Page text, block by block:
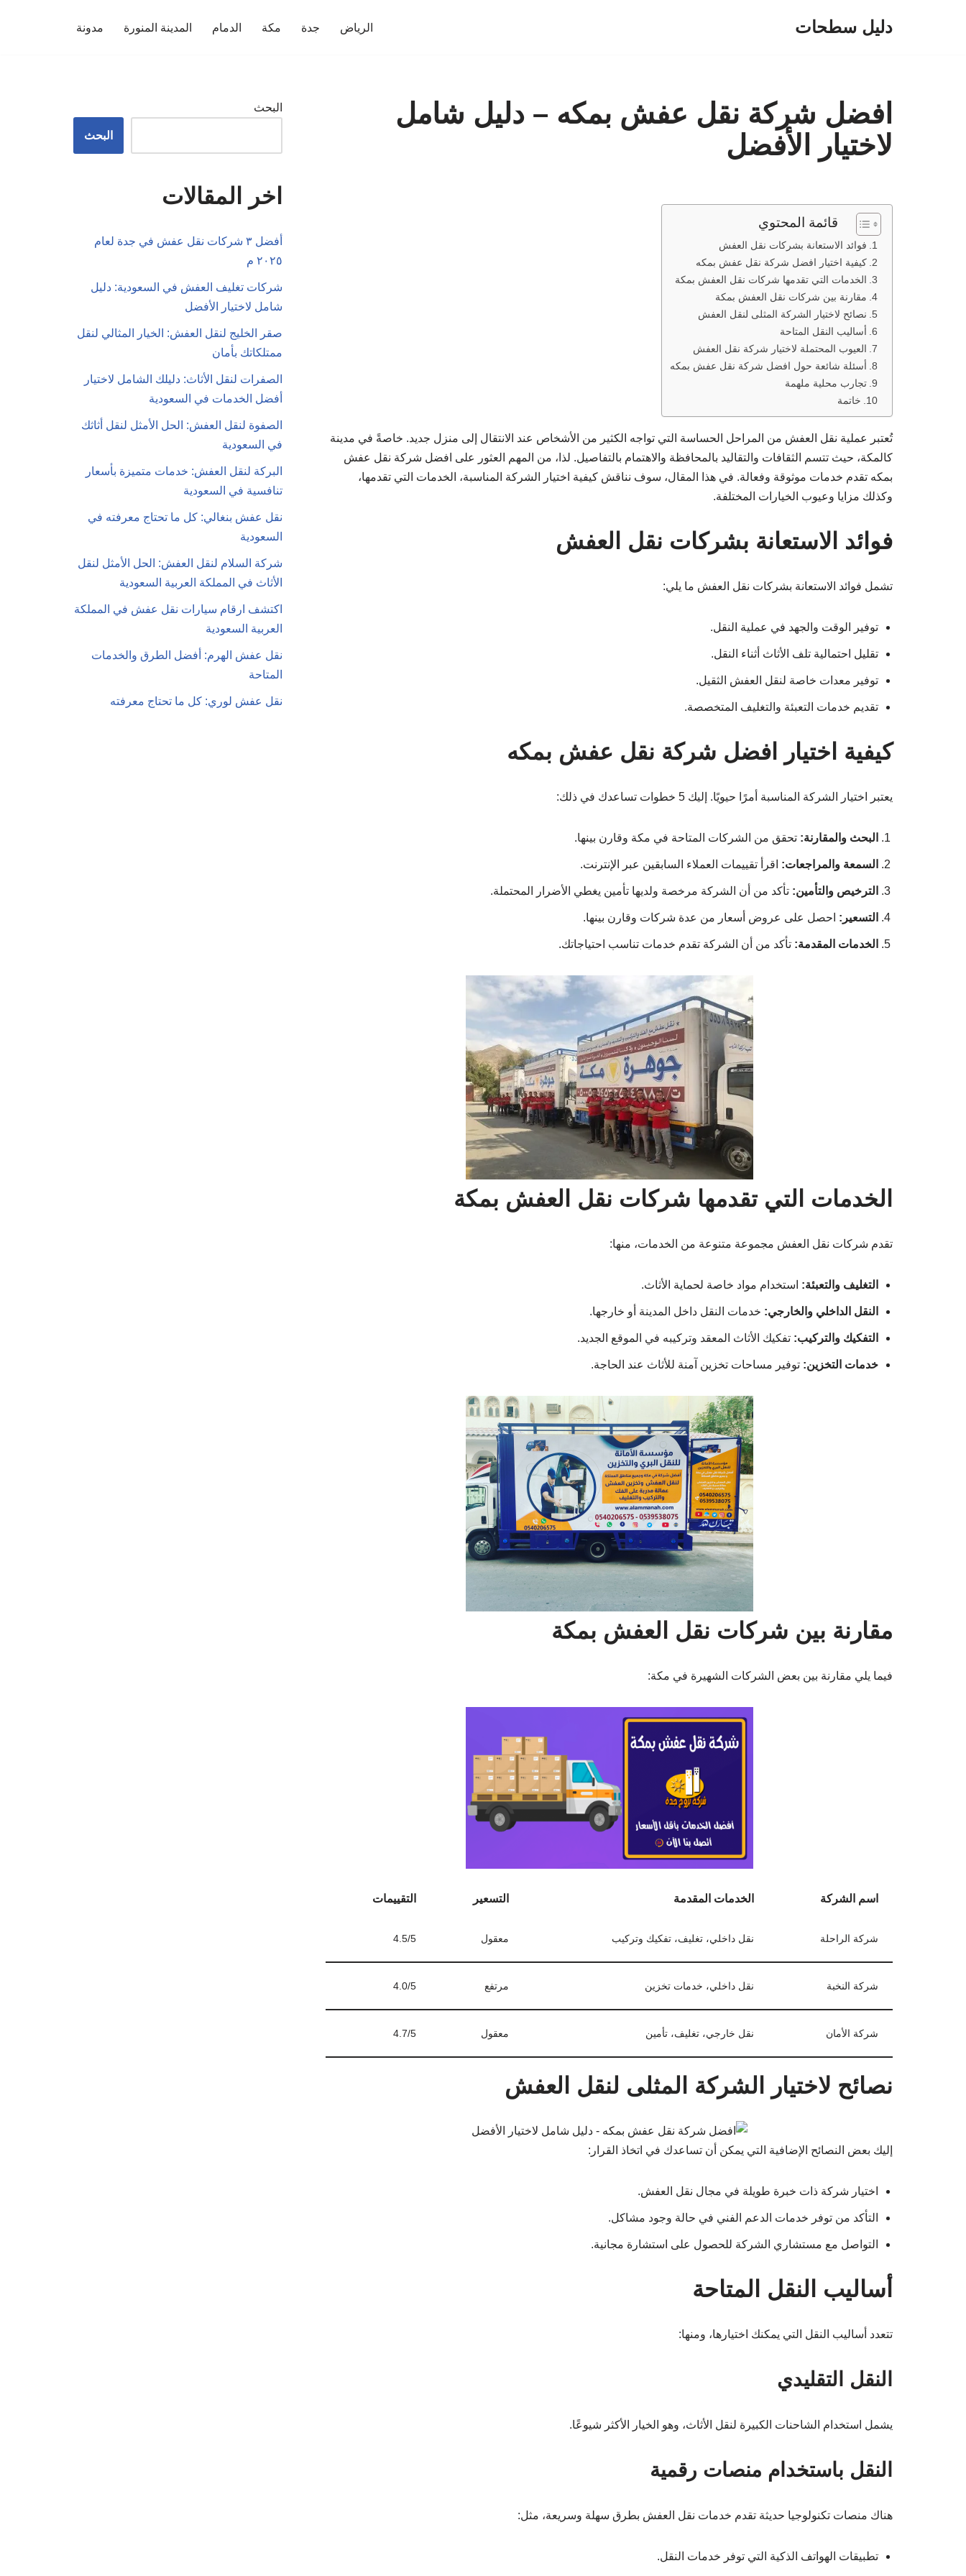
دليل سطحات الرياض جدة مكة الدمام المدينة المنورة مدونة
افضل شركة نقل عفش بمكه – دليل شامل
لاختيار الأفضل
قائمة المحتوي
فوائد الاستعانة بشركات نقل العفش
كيفية اختيار افضل شركة نقل عفش بمكه
الخدمات التي تقدمها شركات نقل العفش بمكة
مقارنة بين شركات نقل العفش بمكة
نصائح لاختيار الشركة المثلى لنقل العفش
أساليب النقل المتاحة
العيوب المحتملة لاختيار شركة نقل العفش
أسئلة شائعة حول افضل شركة نقل عفش بمكه
تجارب محلية ملهمة
خاتمة
تُعتبر عملية نقل العفش من المراحل الحساسة التي تواجه الكثير من الأشخاص عند الانتقال إلى منزل جديد. خاصةً في مدينة
كالمكة، حيث تتسم الثقافات والتقاليد بالمحافظة والاهتمام بالتفاصيل. لذا، من المهم العثور على افضل شركة نقل عفش
بمكه تقدم خدمات موثوقة وفعالة. في هذا المقال، سوف نناقش كيفية اختيار الشركة المناسبة، الخدمات التي تقدمها،
وكذلك مزايا وعيوب الخيارات المختلفة.
فوائد الاستعانة بشركات نقل العفش
تشمل فوائد الاستعانة بشركات نقل العفش ما يلي:
توفير الوقت والجهد في عملية النقل.
تقليل احتمالية تلف الأثاث أثناء النقل.
توفير معدات خاصة لنقل العفش الثقيل.
تقديم خدمات التعبئة والتغليف المتخصصة.
كيفية اختيار افضل شركة نقل عفش بمكه
يعتبر اختيار الشركة المناسبة أمرًا حيويًا. إليك 5 خطوات تساعدك في ذلك:
البحث والمقارنة: تحقق من الشركات المتاحة في مكة وقارن بينها.
السمعة والمراجعات: اقرأ تقييمات العملاء السابقين عبر الإنترنت.
الترخيص والتأمين: تأكد من أن الشركة مرخصة ولديها تأمين يغطي الأضرار المحتملة.
التسعير: احصل على عروض أسعار من عدة شركات وقارن بينها.
الخدمات المقدمة: تأكد من أن الشركة تقدم خدمات تناسب احتياجاتك.
الخدمات التي تقدمها شركات نقل العفش بمكة
تقدم شركات نقل العفش مجموعة متنوعة من الخدمات، منها:
التغليف والتعبئة: استخدام مواد خاصة لحماية الأثاث.
النقل الداخلي والخارجي: خدمات النقل داخل المدينة أو خارجها.
التفكيك والتركيب: تفكيك الأثاث المعقد وتركيبه في الموقع الجديد.
خدمات التخزين: توفير مساحات تخزين آمنة للأثاث عند الحاجة.
مقارنة بين شركات نقل العفش بمكة
فيما يلي مقارنة بين بعض الشركات الشهيرة في مكة:
اسم الشركة الخدمات المقدمة التسعير التقييمات
شركة الراحلة نقل داخلي، تغليف، تفكيك وتركيب معقول 4.5/5
شركة النخبة نقل داخلي، خدمات تخزين مرتفع 4.0/5
شركة الأمان نقل خارجي، تغليف، تأمين معقول 4.7/5
نصائح لاختيار الشركة المثلى لنقل العفش
إليك بعض النصائح الإضافية التي يمكن أن تساعدك في اتخاذ القرار:
اختيار شركة ذات خبرة طويلة في مجال نقل العفش.
التأكد من توفر خدمات الدعم الفني في حالة وجود مشاكل.
التواصل مع مستشاري الشركة للحصول على استشارة مجانية.
أساليب النقل المتاحة
تتعدد أساليب النقل التي يمكنك اختيارها، ومنها:
النقل التقليدي
يشمل استخدام الشاحنات الكبيرة لنقل الأثاث، وهو الخيار الأكثر شيوعًا.
النقل باستخدام منصات رقمية
هناك منصات تكنولوجيا حديثة تقدم خدمات نقل العفش بطرق سهلة وسريعة، مثل:
تطبيقات الهواتف الذكية التي توفر خدمات النقل.
البحث
البحث
اخر المقالات
أفضل ٣ شركات نقل عفش في جدة لعام
٢٠٢٥ م
شركات تغليف العفش في السعودية: دليل
شامل لاختيار الأفضل
صقر الخليج لنقل العفش: الخيار المثالي لنقل
ممتلكاتك بأمان
الصفرات لنقل الأثاث: دليلك الشامل لاختيار
أفضل الخدمات في السعودية
الصفوة لنقل العفش: الحل الأمثل لنقل أثاثك
في السعودية
البركة لنقل العفش: خدمات متميزة بأسعار
تنافسية في السعودية
نقل عفش بنغالي: كل ما تحتاج معرفته في
السعودية
شركة السلام لنقل العفش: الحل الأمثل لنقل
الأثاث في المملكة العربية السعودية
اكتشف ارقام سيارات نقل عفش في المملكة
العربية السعودية
نقل عفش الهرم: أفضل الطرق والخدمات
المتاحة
نقل عفش لوري: كل ما تحتاج معرفته